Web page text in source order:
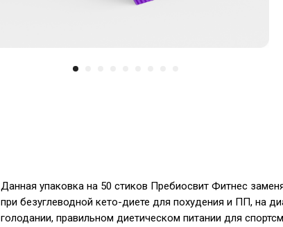
Данная упаковка на 50 стиков Пребиосвит Фитнес
при безуглеводной кето-диете для похудения и ПП, на
голодании, правильном диетическом питании для